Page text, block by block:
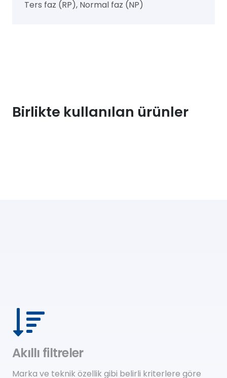
Ters faz (RP), Normal faz (NP)
Birlikte kullanılan ürünler
Akıllı filtreler
Marka ve teknik özellik gibi belirli kriterlere göre